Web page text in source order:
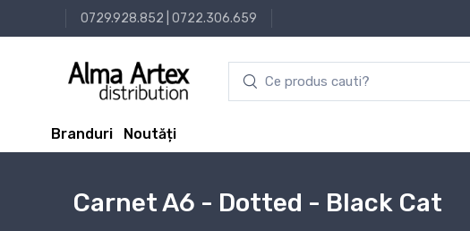
0729.928.852 0722.306.659
Branduri Noutăți
Carnet A6 - Dotted - Black Cat